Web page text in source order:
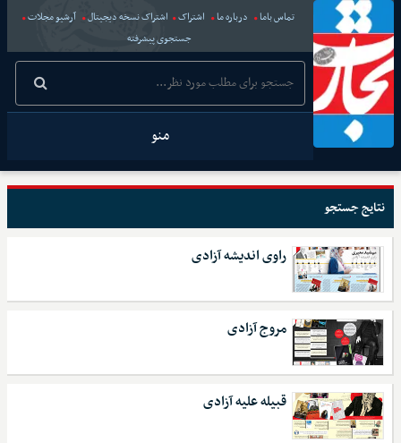
تماس باما درباره ما اشتراک اشتراک نسخه دیجیتال
آرشیو مجلات
جستجوی پیشرفته
منو
نتایج جستجو
راوی اندیشه‌ آزادی
مروج آزادی
قبیله علیه آزادی